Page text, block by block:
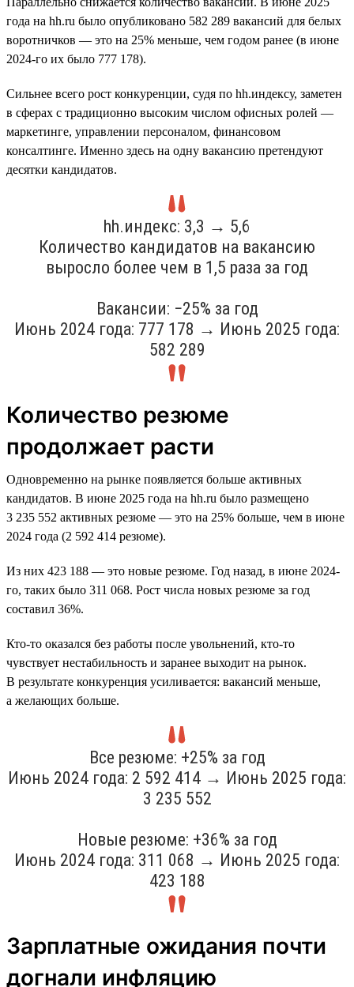
года на hh.ru было опубликовано 582 289 вакансий для белых
воротничков — это на 25% меньше, чем годом ранее (в июне
2024-го их было 777 178).
Сильнее всего рост конкуренции, судя по hh.индексу, заметен
в сферах с традиционно высоким числом офисных ролей —
маркетинге, управлении персоналом, финансовом
консалтинге. Именно здесь на одну вакансию претендуют
десятки кандидатов.
hh.индекс: 3,3 → 5,6
Количество кандидатов на вакансию
выросло более чем в 1,5 раза за год
Вакансии: −25% за год
Июнь 2024 года: 777 178 → Июнь 2025 года:
582 289
Количество резюме
продолжает расти
Одновременно на рынке появляется больше активных
кандидатов. В июне 2025 года на hh.ru было размещено
3 235 552 активных резюме — это на 25% больше, чем в июне
2024 года (2 592 414 резюме).
Из них 423 188 — это новые резюме. Год назад, в июне 2024-
го, таких было 311 068. Рост числа новых резюме за год
составил 36%.
Кто-то оказался без работы после увольнений, кто-то
чувствует нестабильность и заранее выходит на рынок.
В результате конкуренция усиливается: вакансий меньше,
а желающих больше.
Все резюме: +25% за год
Июнь 2024 года: 2 592 414 → Июнь 2025 года:
3 235 552
Новые резюме: +36% за год
Июнь 2024 года: 311 068 → Июнь 2025 года:
423 188
Зарплатные ожидания почти
догнали инфляцию